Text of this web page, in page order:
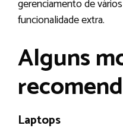
gerenciamento de
funcionalidade extra.
Alguns
Laptops